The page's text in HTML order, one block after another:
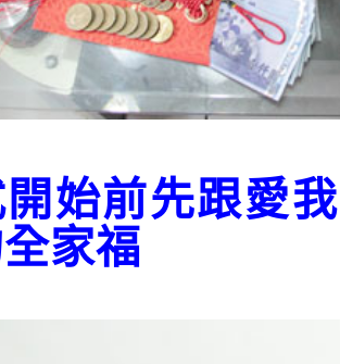
始前先跟愛
家福